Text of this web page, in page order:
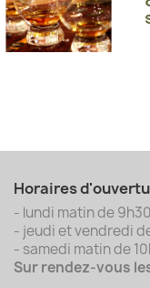
Horaires
- lundi matin de
- jeudi et vendredi
- samedi matin de
Sur rendez-vous